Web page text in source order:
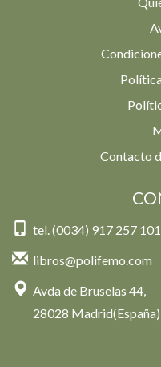
Contacto
tel. (0034) 917 257 101
libros@polifemo.com
Avda de Bruselas 44,
28028 Madrid(España)